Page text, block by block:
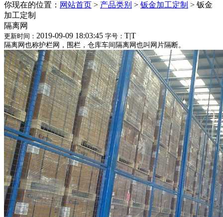
你现在的位置： 网站首页 > 产品类别 > 钣金加工定制 > 钣金
加工定制
隔离网
更新时间： 2019-09-09 18:03:45 字号： T|T
隔离网也称护栏网，围栏，仓库车间隔离网也叫网片隔断。